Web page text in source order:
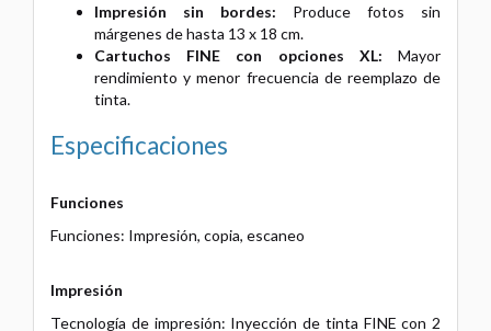
Impresión sin bordes: Produce fotos sin
márgenes de hasta 13 x 18 cm.
Cartuchos FINE con opciones XL: Mayor
rendimiento y menor frecuencia de reemplazo de
tinta.
Especificaciones
Funciones
Funciones: Impresión, copia, escaneo
Impresión
Tecnología de impresión: Inyección de tinta FINE con 2